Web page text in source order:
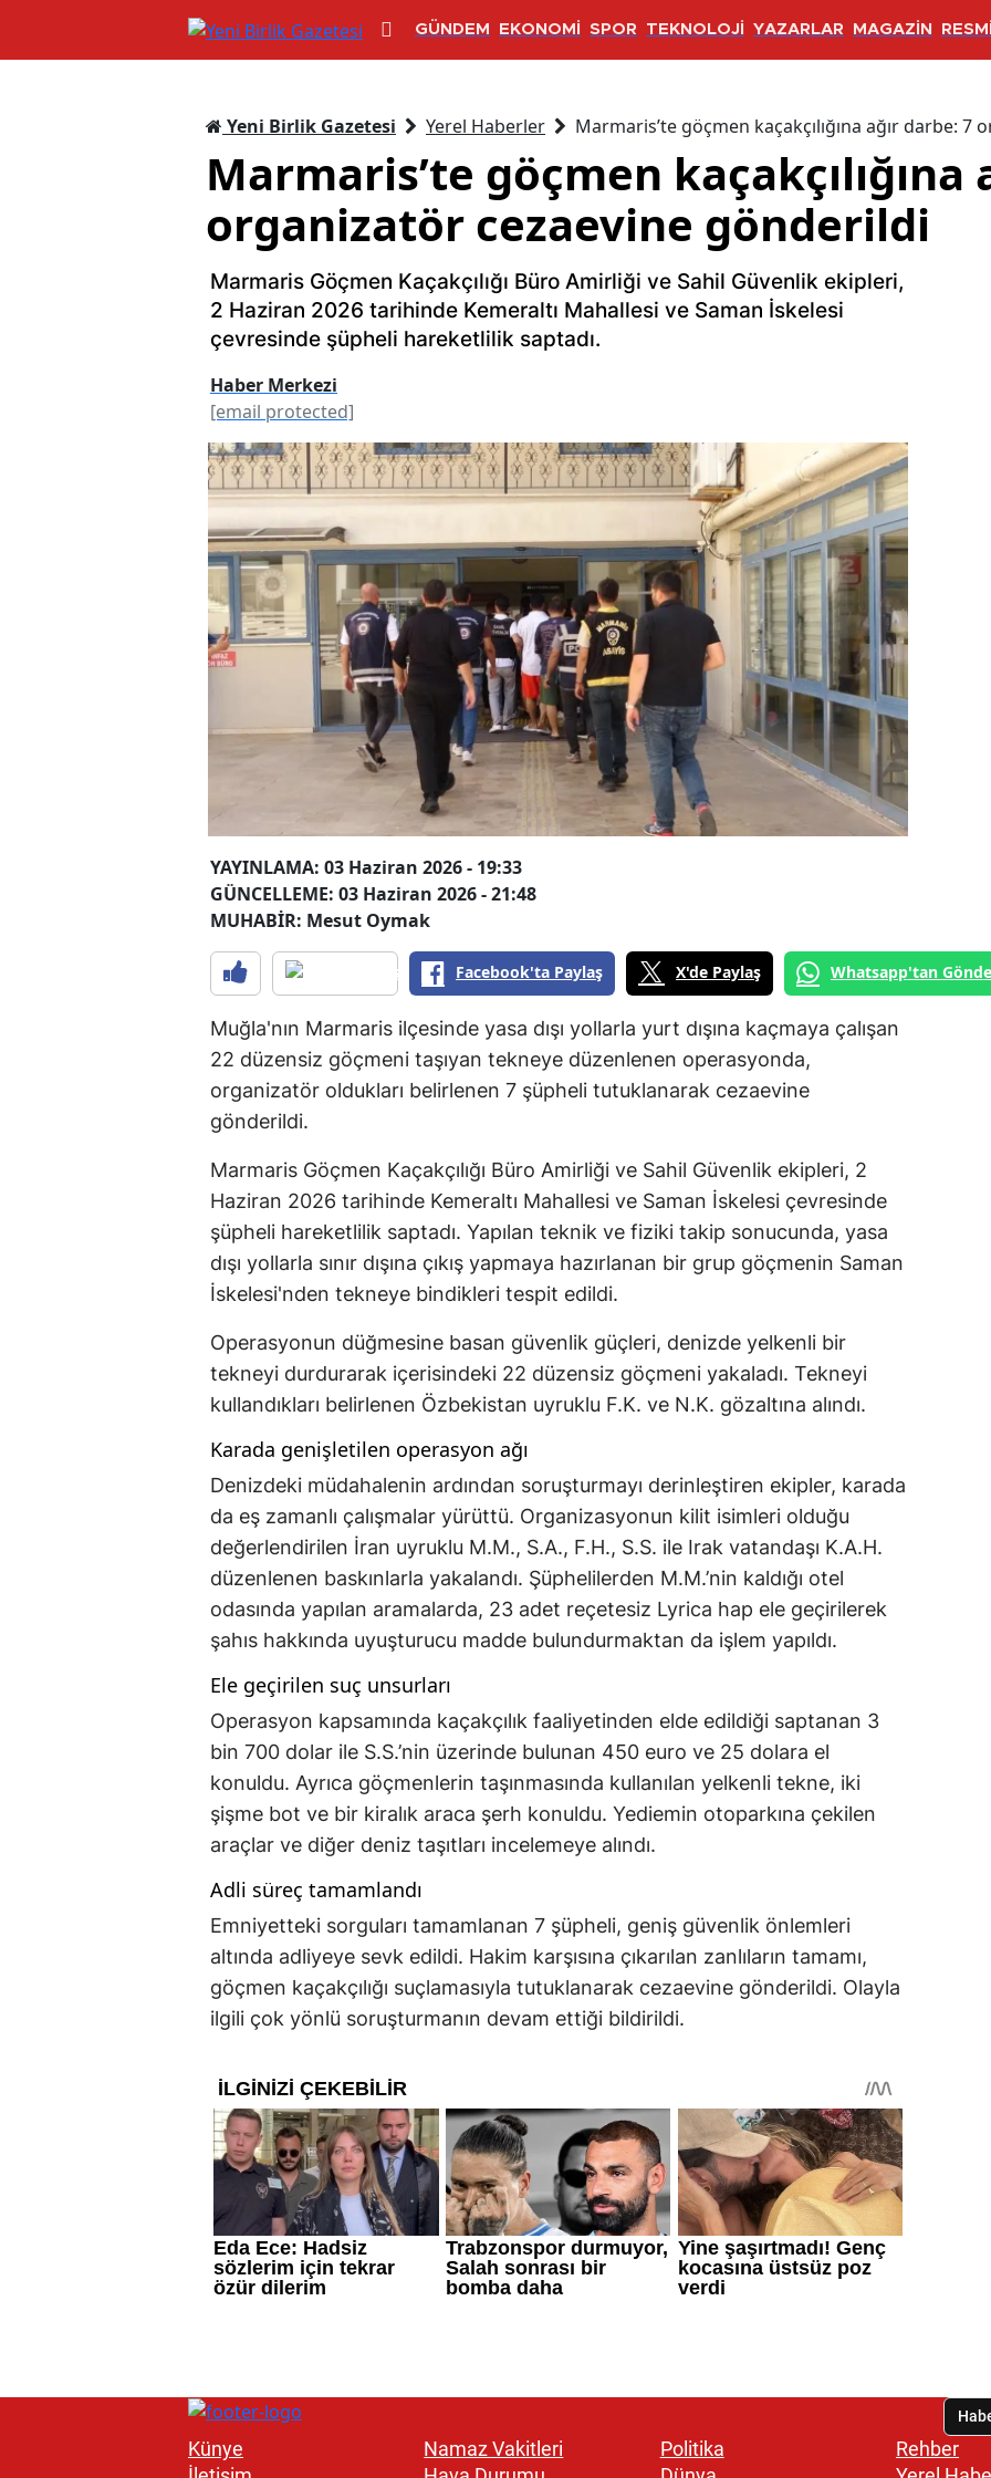
GÜNDEM EKONOMİ SPOR TEKNOLOJİ YAZARLAR MAGAZİN
Yeni Birlik Gazetesi Yerel Haberler Marmaris’te göçmen kaçakçılığına ağır darbe:
Marmaris’te göçmen kaçakçılığına
organizatör cezaevine gönderildi
Marmaris Göçmen Kaçakçılığı Büro Amirliği ve Sahil Güvenlik ekipleri,
2 Haziran 2026 tarihinde Kemeraltı Mahallesi ve Saman İskelesi
çevresinde şüpheli hareketlilik saptadı.
Haber Merkezi
[email protected]
YAYINLAMA: 03 Haziran 2026 - 19:33
GÜNCELLEME: 03 Haziran 2026 - 21:48
MUHABİR: Mesut Oymak
Facebook'ta Paylaş X'de Paylaş Whatsapp'tan
Muğla'nın Marmaris ilçesinde yasa dışı yollarla yurt dışına kaçmaya çalışan
22 düzensiz göçmeni taşıyan tekneye düzenlenen operasyonda,
organizatör oldukları belirlenen 7 şüpheli tutuklanarak cezaevine
gönderildi.
Marmaris Göçmen Kaçakçılığı Büro Amirliği ve Sahil Güvenlik ekipleri, 2
Haziran 2026 tarihinde Kemeraltı Mahallesi ve Saman İskelesi çevresinde
şüpheli hareketlilik saptadı. Yapılan teknik ve fiziki takip sonucunda, yasa
dışı yollarla sınır dışına çıkış yapmaya hazırlanan bir grup göçmenin Saman
İskelesi'nden tekneye bindikleri tespit edildi.
Operasyonun düğmesine basan güvenlik güçleri, denizde yelkenli bir
tekneyi durdurarak içerisindeki 22 düzensiz göçmeni yakaladı. Tekneyi
kullandıkları belirlenen Özbekistan uyruklu F.K. ve N.K. gözaltına alındı.
Karada genişletilen operasyon ağı
Denizdeki müdahalenin ardından soruşturmayı derinleştiren ekipler, karada
da eş zamanlı çalışmalar yürüttü. Organizasyonun kilit isimleri olduğu
değerlendirilen İran uyruklu M.M., S.A., F.H., S.S. ile Irak vatandaşı K.A.H.
düzenlenen baskınlarla yakalandı. Şüphelilerden M.M.’nin kaldığı otel
odasında yapılan aramalarda, 23 adet reçetesiz Lyrica hap ele geçirilerek
şahıs hakkında uyuşturucu madde bulundurmaktan da işlem yapıldı.
Ele geçirilen suç unsurları
Operasyon kapsamında kaçakçılık faaliyetinden elde edildiği saptanan 3
bin 700 dolar ile S.S.’nin üzerinde bulunan 450 euro ve 25 dolara el
konuldu. Ayrıca göçmenlerin taşınmasında kullanılan yelkenli tekne, iki
şişme bot ve bir kiralık araca şerh konuldu. Yediemin otoparkına çekilen
araçlar ve diğer deniz taşıtları incelemeye alındı.
Adli süreç tamamlandı
Emniyetteki sorguları tamamlanan 7 şüpheli, geniş güvenlik önlemleri
altında adliyeye sevk edildi. Hakim karşısına çıkarılan zanlıların tamamı,
göçmen kaçakçılığı suçlamasıyla tutuklanarak cezaevine gönderildi. Olayla
ilgili çok yönlü soruşturmanın devam ettiği bildirildi.
Künye
Namaz Vakitleri
Politika
Rehber